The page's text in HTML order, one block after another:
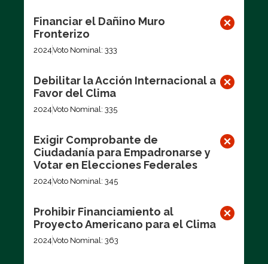
Financiar el Dañino Muro
Fronterizo
2024Voto Nominal: 333
Debilitar la Acción Internacional a
Favor del Clima
2024Voto Nominal: 335
Exigir Comprobante de
Ciudadanía para Empadronarse y
Votar en Elecciones Federales
2024Voto Nominal: 345
Prohibir Financiamiento al
Proyecto Americano para el Clima
2024Voto Nominal: 363